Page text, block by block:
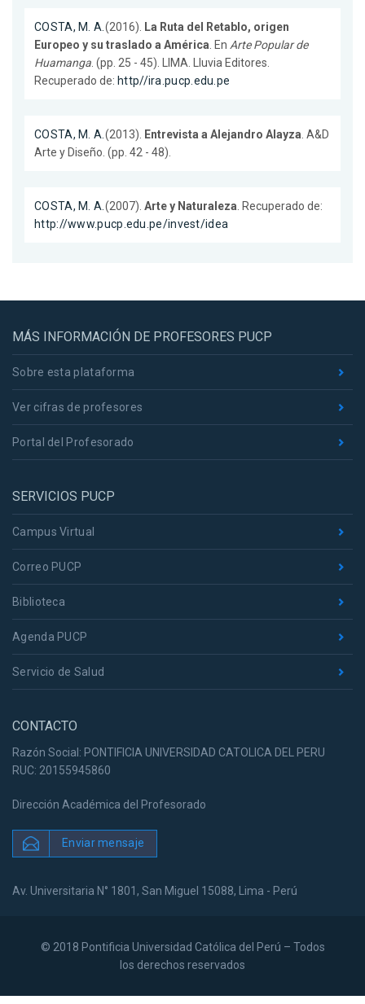
COSTA, M. A.(2016). La Ruta del Retablo, origen
Europeo y su traslado a América. En Arte Popular de
Huamanga. (pp. 25 - 45). LIMA. Lluvia Editores.
Recuperado de: http//ira.pucp.edu.pe
COSTA, M. A.(2013). Entrevista a Alejandro Alayza. A&D
Arte y Diseño. (pp. 42 - 48).
COSTA, M. A.(2007). Arte y Naturaleza. Recuperado de:
http://www.pucp.edu.pe/invest/idea
MÁS INFORMACIÓN DE PROFESORES PUCP
Sobre esta plataforma
Ver cifras de profesores
Portal del Profesorado
SERVICIOS PUCP
Campus Virtual
Correo PUCP
Biblioteca
Agenda PUCP
Servicio de Salud
CONTACTO
Razón Social: PONTIFICIA UNIVERSIDAD CATOLICA DEL PERU
RUC: 20155945860
Dirección Académica del Profesorado
Enviar mensaje
Av. Universitaria N° 1801, San Miguel 15088, Lima - Perú
© 2018 Pontificia Universidad Católica del Perú – Todos
los derechos reservados